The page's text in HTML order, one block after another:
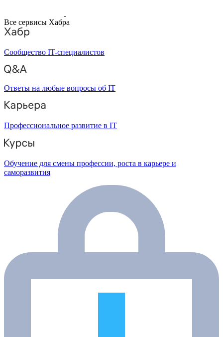
Все сервисы Хабра
Сообщество IT-специалистов
Ответы на любые вопросы об IT
Профессиональное развитие в IT
Обучение для смены профессии, роста в карьере и
саморазвития